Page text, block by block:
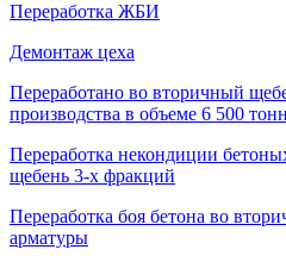
Переработка ЖБИ
Демонтаж цеха
Переработано во вторичный
производства в объеме 6 500 тонн
Переработка некондиции
щебень 3-х фракций
Переработка боя бетона во
арматуры